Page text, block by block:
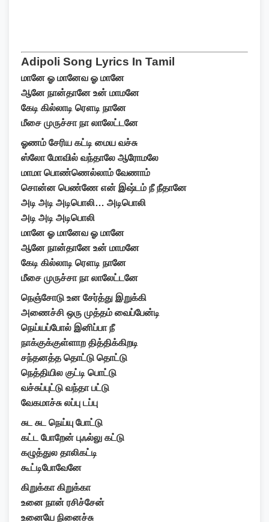
Adipoli Song Lyrics In Tamil
மானே ஓ மானேவ ஓ மானே
ஆனே நான்தானே உன் மாமனே
கேடி கில்லாடி ரௌடி நானே
மீசை முருச்சா நா லாலேட்டனே
ஓணம் சேரிய கட்டி மைய வச்சு
ஸ்லோ மோவில் வந்தாலே ஆரோமலே
மாமா பொண்ணெல்லாம் வேணாம்
சொன்ன பெண்ணே என் இஷ்டம் நீ நீதானே
அடி அடி அடிபொலி… அடிபொலி
அடி அடி அடிபொலி
மானே ஓ மானேவ ஓ மானே
ஆனே நான்தானே உன் மாமனே
கேடி கில்லாடி ரௌடி நானே
மீசை முருச்சா நா லாலேட்டனே
நெஞ்சோடு உன சேர்த்து இறுக்கி
அணைச்சி ஒரு முத்தம் வைப்பேன்டி
நெய்யப்போல் இனிப்பா நீ
நாக்குக்குள்ளாற தித்திக்கிறடி
சந்தனத்த தொட்டு தொட்டு
நெத்தியில குட்டி பொட்டு
வச்சுப்புட்டு வந்தா பட்டு
வேகமாச்சு லப்பு டப்பு
சுட சுட நெய்யு போட்டு
கட்ட போறேன் புஃல்லு கட்டு
கழுத்துல தாலிகட்டி
கூட்டிபோவேனே
கிறுக்கா கிறுக்கா
உனை நான் ரசிச்சேன்
உனையே நினைச்சு